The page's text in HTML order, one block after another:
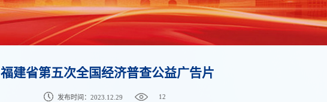
福建省第五次全国经济普查公益广告片
发布时间：2023.12.29 12